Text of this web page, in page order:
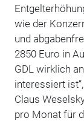
wie der
und
2850 Euro in
GDL wirklich
interessiert
Claus
pro Monat für